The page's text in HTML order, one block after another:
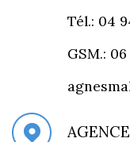
Tél.: 04
GSM.: